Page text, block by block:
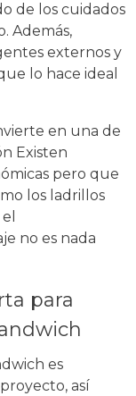
de los cuidados
Además,
externos y
lo hace ideal
en una de
Existen
pero que
los ladrillos
no es nada
para
es
así